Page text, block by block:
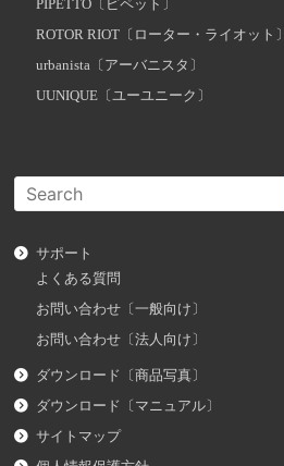
PIPETTO〔ピペット〕
ROTOR RIOT〔ローター・ライオット〕
urbanista〔アーバニスタ〕
UUNIQUE〔ユーユニーク〕
サポート
よくある質問
お問い合わせ〔一般向け〕
お問い合わせ〔法人向け〕
ダウンロード〔商品写真〕
ダウンロード〔マニュアル〕
サイトマップ